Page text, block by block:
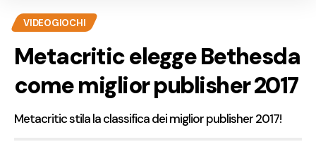
VIDEOGIOCHI
Metacritic elegge Bethesda
come miglior publisher 2017
Metacritic stila la classifica dei miglior publisher 2017!